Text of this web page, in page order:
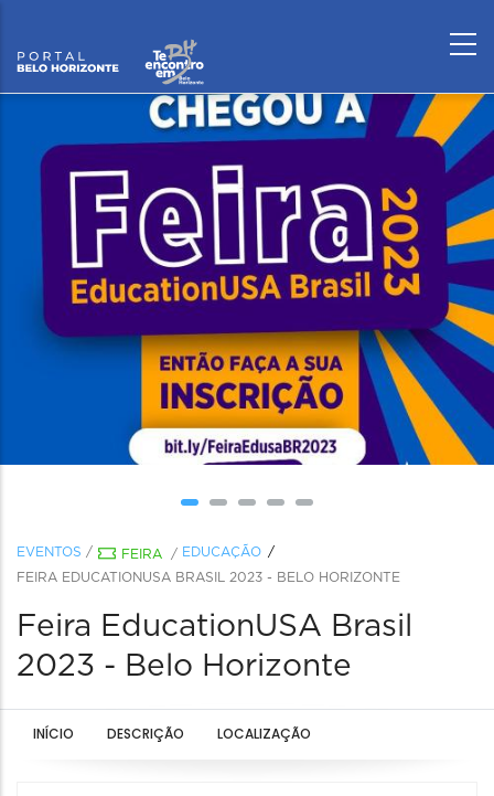
EVENTOS / FEIRA / EDUCAÇÃO
FEIRA EDUCATIONUSA BRASIL 2023 - BELO HORIZONTE
Feira EducationUSA Brasil
2023 - Belo Horizonte
INÍCIO DESCRIÇÃO LOCALIZAÇÃO